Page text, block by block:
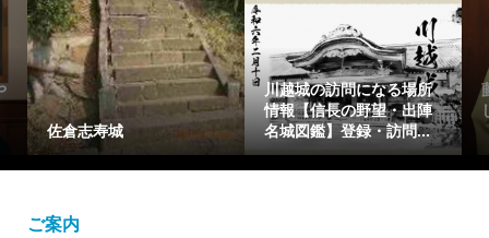
佐倉志寿城
川越城の訪問になる場所
情報【信長の野望・出陣
名城図鑑】登録・訪問...
ご案内